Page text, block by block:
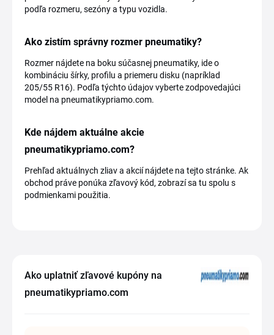
podľa rozmeru, sezóny a typu vozidla.
Ako zistím správny rozmer pneumatiky?
Rozmer nájdete na boku súčasnej pneumatiky, ide o
kombináciu šírky, profilu a priemeru disku (napríklad
205/55 R16). Podľa týchto údajov vyberte zodpovedajúci
model na pneumatikypriamo.com.
Kde nájdem aktuálne akcie
pneumatikypriamo.com?
Prehľad aktuálnych zliav a akcií nájdete na tejto stránke. Ak
obchod práve ponúka zľavový kód, zobrazí sa tu spolu s
podmienkami použitia.
Ako uplatniť zľavové kupóny na
pneumatikypriamo.com